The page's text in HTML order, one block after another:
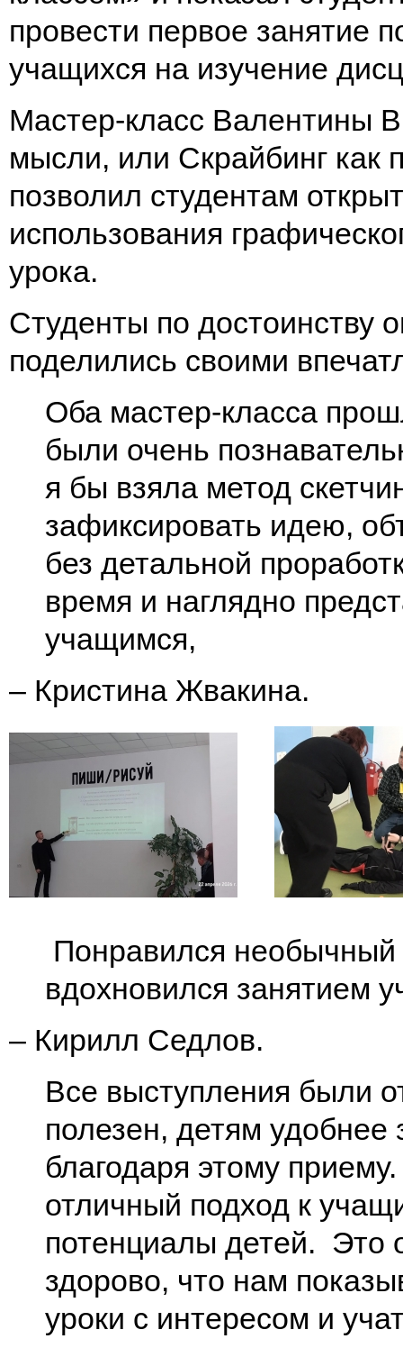
провести первое занятие
учащихся на изучение
Мастер-класс Валентины
мысли, или Скрайбинг
позволил студентам
использования
урока.
Студенты по достоинству
поделились своими
Оба мастер-класса
были очень
я бы взяла метод
зафиксировать идею,
без детальной
время и наглядно
учащимся,
– Кристина Жвакина.
Понравился
вдохновился занятием
– Кирилл Седлов.
Все выступления были
полезен, детям удобнее
благодаря этому
отличный подход к
потенциалы детей. Это
здорово, что нам
уроки с интересом и